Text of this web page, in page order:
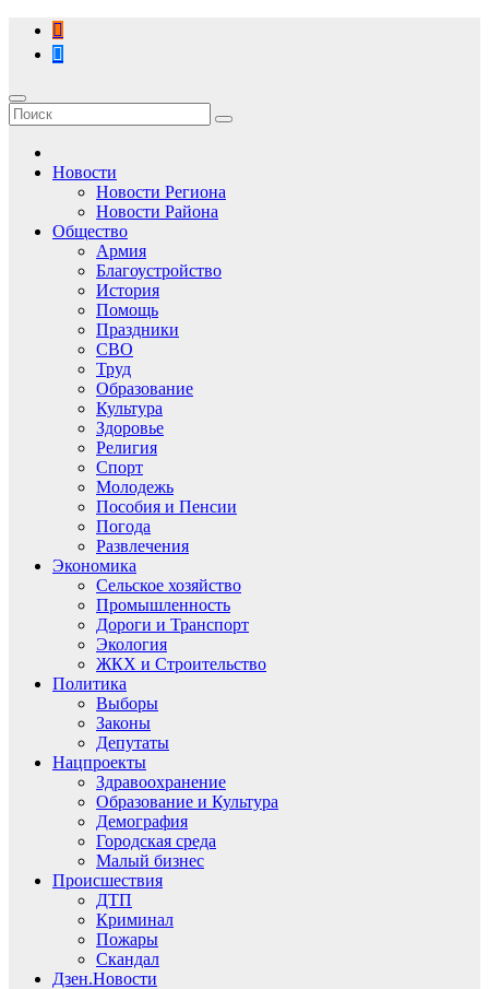
Перейти
содержимому
Новости
Новости Региона
Новости Района
Общество
Армия
Благоустройство
История
Помощь
Праздники
СВО
Труд
Образование
Культура
Здоровье
Религия
Спорт
Молодежь
Пособия и Пенсии
Погода
Развлечения
Экономика
Сельское хозяйство
Промышленность
Дороги и Транспорт
Экология
ЖКХ и Строительство
Политика
Выборы
Законы
Депутаты
Нацпроекты
Здравоохранение
Образование и Культура
Демография
Городская среда
Малый бизнес
Происшествия
ДТП
Криминал
Пожары
Скандал
Дзен.Новости